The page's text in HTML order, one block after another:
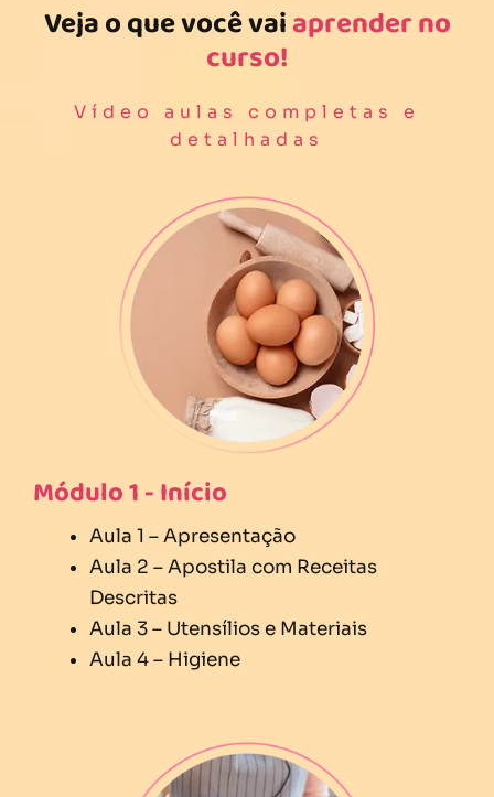
Veja o que você vaiaprender no
curso!
Vídeo aulas completas e
detalhadas
Módulo 1 - Início
Aula 1 – Apresentação
Aula 2 – Apostila com Receitas
Descritas
Aula 3 – Utensílios e Materiais
Aula 4 – Higiene